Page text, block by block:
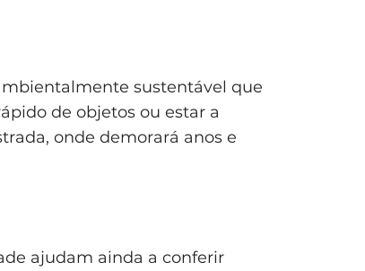
sustentável que
de objetos ou estar a
onde demorará anos e
ajudam ainda a conferir